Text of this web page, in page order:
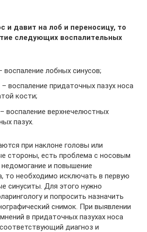
и давит на лоб и переносицу, то
следующих воспалительных
воспаление лобных синусов;
воспаление придаточных пазух носа
кости;
воспаление верхнечелюстных
пазух.
при наклоне головы или
стороны, есть проблема с носовым
и повышение
то необходимо исключать в первую
синуситы. Для этого нужно
и попросить назначить
снимок. При выявлении
в придаточных пазухах носа
диагноз и